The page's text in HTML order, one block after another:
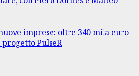
imprese: oltre 340 mila euro
PulseR